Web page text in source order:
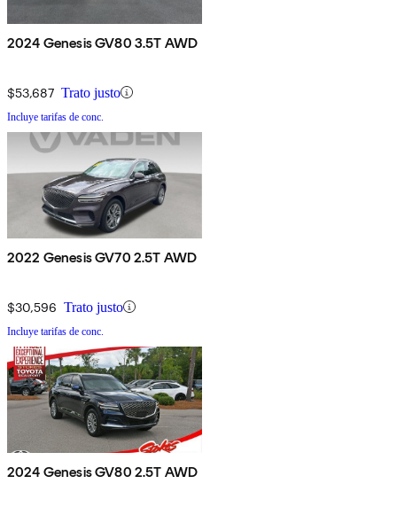
2024 Genesis GV80 3.5T AWD
$53,687 Trato justo
Incluye tarifas de conc.
2022 Genesis GV70 2.5T AWD
$30,596 Trato justo
Incluye tarifas de conc.
2024 Genesis GV80 2.5T AWD